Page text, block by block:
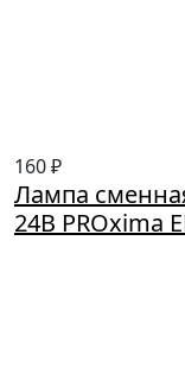
160 ₽
Лампа
24В PROxima